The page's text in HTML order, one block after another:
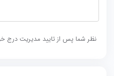
نظر شما پس از تایید مدیریت درج